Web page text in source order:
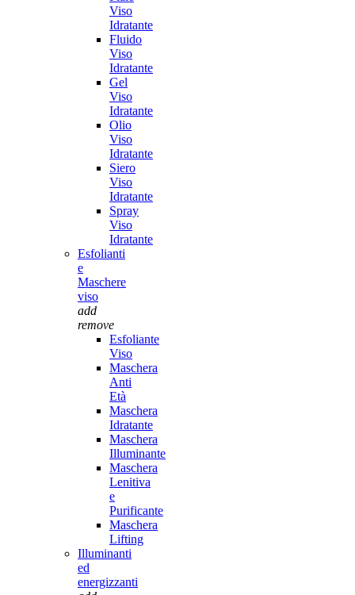
Viso
Idratante
Fluido
Viso
Idratante
Gel
Viso
Idratante
Olio
Viso
Idratante
Siero
Viso
Idratante
Spray
Viso
Idratante
Esfolianti
e
Maschere
viso
add
remove
Esfoliante
Viso
Maschera
Anti
Età
Maschera
Idratante
Maschera
Illuminante
Maschera
Lenitiva
e
Purificante
Maschera
Lifting
Illuminanti
ed
energizzanti